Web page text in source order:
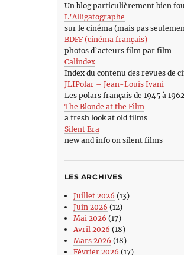
Un blog particulièrement bien
L’Alligatographe
sur le cinéma (mais pas
BDFF (cinéma français)
photos d’acteurs film par film
Calindex
Index du contenu des revues de
JLIPolar – Jean-Louis Ivani
Les polars français de 1945 à 1962
The Blonde at the Film
a fresh look at old films
Silent Era
new and info on silent films
LES ARCHIVES
Juillet 2026 (13)
Juin 2026 (12)
Mai 2026 (17)
Avril 2026 (18)
Mars 2026 (18)
Février 2026 (17)